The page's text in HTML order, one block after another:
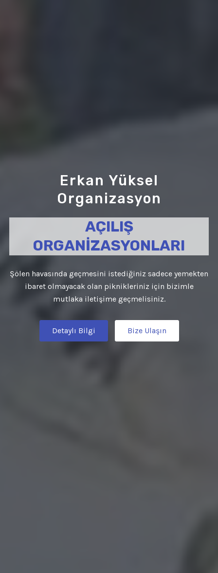
Erkan Yüksel
Organizasyon
AÇILIŞ
ORGANİZASYONLARI
Şölen havasında geçmesini istediğiniz sadece yemekten
ibaret olmayacak olan piknikleriniz için bizimle
mutlaka iletişime geçmelisiniz.
Detaylı Bilgi Bize Ulaşın